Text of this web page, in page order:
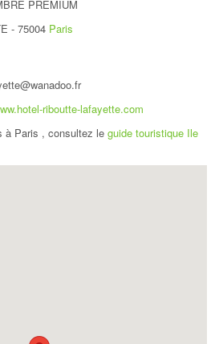
PREMIUM
- 75004 Paris
riboutte-lafayette.com
à Paris , consultez le guide touristique Ile